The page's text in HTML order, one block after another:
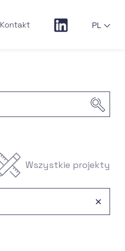
Kontakt PL
✕
Wszystkie projekty